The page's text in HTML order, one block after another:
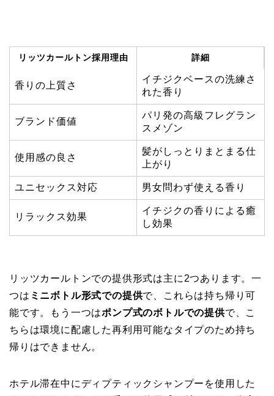
リッツカールトン採用理由 詳細
香りの上質さ
イチジクベースの洗練さ
れた香り
ブランド価値
パリ発の高級フレグラン
スメゾン
使用感の良さ
髪がしっとりまとまる仕
上がり
ユニセックス対応 男女問わず使える香り
リラックス効果
イチジクの香りによる癒
し効果
リッツカールトンでの提供形式は主に2つあります。一
つは ミニボトル形式での提供で、これらは持ち帰り可
能です。もう一つはポンプ式のボトルでの提供で、こ
ちらは環境に配慮した再利用可能なタイプのため持ち
帰りはできません。
ホテル滞在中にディプティックシャンプーを使用した